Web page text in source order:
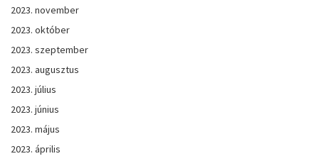
2023. november
2023. október
2023. szeptember
2023. augusztus
2023. július
2023. június
2023. május
2023. április